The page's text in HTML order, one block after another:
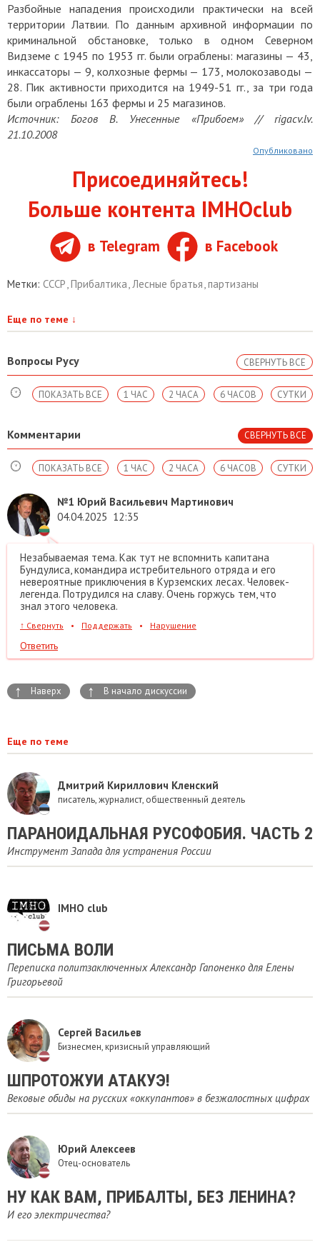
Разбойные нападения происходили практически на всей
территории Латвии. По данным архивной информации по
криминальной обстановке, только в одном Северном
Видземе с 1945 по 1953 гг. были ограблены: магазины — 43,
инкассаторы — 9, колхозные фермы — 173, молокозаводы —
28. Пик активности приходится на 1949-51 гг., за три года
были ограблены 163 фермы и 25 магазинов.
Источник: Богов В. Унесенные «Прибоем» // rigacv.lv.
21.10.2008
Опубликовано
Присоединяйтесь!
Больше контента IMHOclub
в Telegram в Facebook
Метки: СССР Прибалтика Лесные братья партизаны
Еще по теме ↓
Вопросы Русу СВЕРНУТЬ ВСЕ
СУТКИ
6 ЧАСОВ
2 ЧАСА
1 ЧАС
ПОКАЗАТЬ ВСЕ
Комментарии СВЕРНУТЬ ВСЕ
СУТКИ
6 ЧАСОВ
2 ЧАСА
1 ЧАС
ПОКАЗАТЬ ВСЕ
№1 Юрий Васильевич Мартинович
04.04.2025 12:35
Незабываемая тема. Как тут не вспомнить капитана
Бундулиса, командира истребительного отряда и его
невероятные приключения в Курземских лесах. Человек-
легенда. Потрудился на славу. Очень горжусь тем, что
знал этого человека.
↑ Свернуть • Поддержать • Нарушение
Ответить
↑ Наверх ↑ В начало дискуссии
Еще по теме
Дмитрий Кириллович Кленский
писатель, журналист, общественный деятель
ПАРАНОИДАЛЬНАЯ РУСОФОБИЯ. ЧАСТЬ 2
Инструмент Запада для устранения России
IMHO club
​ПИСЬМА ВОЛИ
Переписка политзаключенных Александр Гапоненко для Елены
Григорьевой
Сергей Васильев
Бизнесмен, кризисный управляющий
ШПРОТОЖУИ АТАКУЭ!
Вековые обиды на русских «оккупантов» в безжалостных цифрах
Юрий Алексеев
Отец-основатель
НУ КАК ВАМ, ПРИБАЛТЫ, БЕЗ ЛЕНИНА?
И его электричества?